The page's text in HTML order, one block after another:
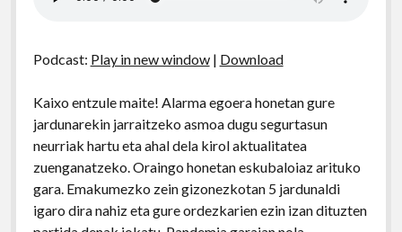
Podcast: Play in new window| Download
Kaixo entzule maite! Alarma egoera honetan gure
jardunarekin jarraitzeko asmoa dugu segurtasun
neurriak hartu eta ahal dela kirol aktualitatea
zuenganatzeko. Oraingo honetan eskubaloiaz arituko
gara. Emakumezko zein gizonezkotan 5 jardunaldi
igaro dira nahiz eta gure ordezkarien ezin izan dituzten